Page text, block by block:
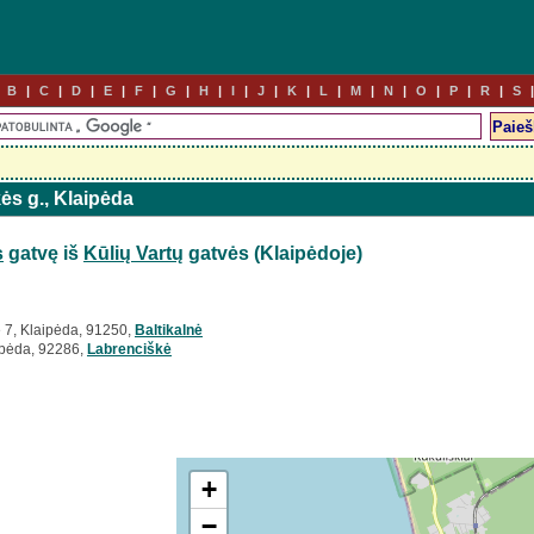
B C D E F G H I J K L M N O P R S
g., Klaipėda
gatvę iš Kūlių Vartų gatvės (Klaipėdoje)
Klaipėda, 91250, Baltikalnė
92286, Labrenciškė
+
−